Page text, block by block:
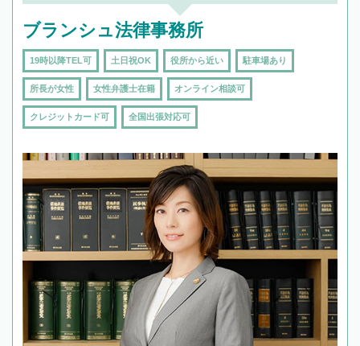
ブランシュ法律事務所
19時以降TEL可 土日祝OK 役所から近い 駐車場あり
所長が女性 女性弁護士在籍 オンライン相談可
クレジットカード可 全国出張対応可